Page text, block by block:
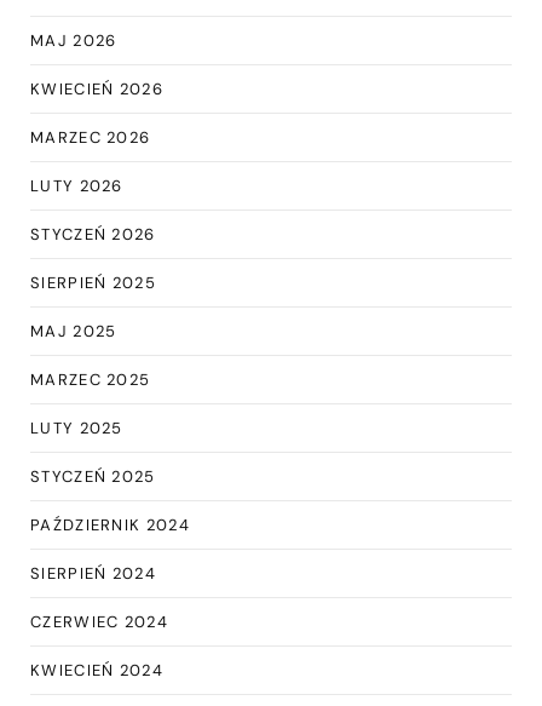
MAJ 2026
KWIECIEŃ 2026
MARZEC 2026
LUTY 2026
STYCZEŃ 2026
SIERPIEŃ 2025
MAJ 2025
MARZEC 2025
LUTY 2025
STYCZEŃ 2025
PAŹDZIERNIK 2024
SIERPIEŃ 2024
CZERWIEC 2024
KWIECIEŃ 2024